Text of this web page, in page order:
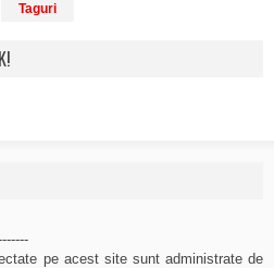
Taguri
pe acest site sunt administrate de